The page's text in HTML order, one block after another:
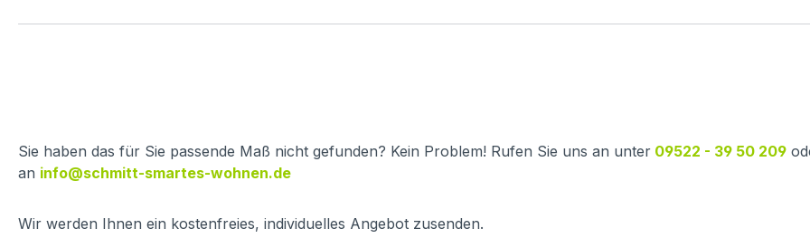
Sie haben das für Sie passende Maß nicht gefunden? Kein Problem! Rufen Sie uns an unter 09522 - 39 50 209
an info@schmitt-smartes-wohnen.de
Wir werden Ihnen ein kostenfreies, individuelles Angebot zusenden.